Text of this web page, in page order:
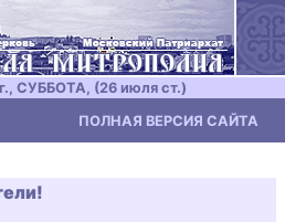
СУББОТА, (26 июля ст.)
ПОЛНАЯ ВЕРСИЯ САЙТА